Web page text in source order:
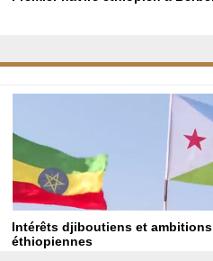
Intérêts djiboutiens et ambitions
éthiopiennes